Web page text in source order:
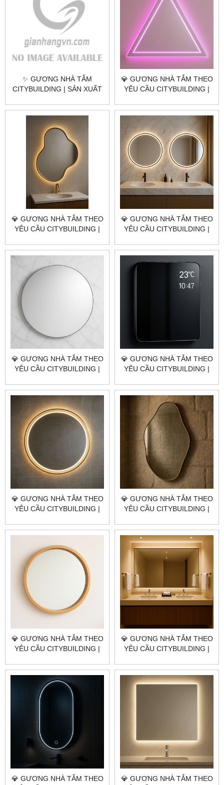
✨ GƯƠNG NHÀ TẮM
CITYBUILDING | SẢN XUẤT
CHỐNG ẨM, SANG TRỌNG,
💎 GƯƠNG NHÀ TẮM THEO
YÊU CẦU CITYBUILDING |
GIÁ GƯƠNG NHÀ TẮM TP.
THỦ ĐỨC TP.HCM
💎 GƯƠNG NHÀ TẮM THEO
YÊU CẦU CITYBUILDING |
GIÁ GƯƠNG NHÀ TẮM
💎 GƯƠNG NHÀ TẮM THEO
YÊU CẦU CITYBUILDING |
GIÁ GƯƠNG NHÀ TẮM
💎 GƯƠNG NHÀ TẮM THEO
YÊU CẦU CITYBUILDING |
GIÁ GƯƠNG NHÀ TẮM
HUYỆN CỦ CHI TP.HCM
💎 GƯƠNG NHÀ TẮM THEO
YÊU CẦU CITYBUILDING |
GIÁ GƯƠNG NHÀ TẮM
HUYỆN HÓC MÔN TP.HCM
💎 GƯƠNG NHÀ TẮM THEO
YÊU CẦU CITYBUILDING |
GIÁ GƯƠNG NHÀ TẮM
💎 GƯƠNG NHÀ TẮM THEO
YÊU CẦU CITYBUILDING |
GIÁ GƯƠNG NHÀ TẮM
QUẬN TÂN PHÚ TP.HCM
💎 GƯƠNG NHÀ TẮM THEO
YÊU CẦU CITYBUILDING |
GIÁ GƯƠNG NHÀ TẮM
QUẬN BÌNH THẠNH TP.HCM
💎 GƯƠNG NHÀ TẮM THEO
YÊU CẦU CITYBUILDING |
GIÁ GƯƠNG NHÀ TẮM
QUẬN 11 TP.HCM
💎 GƯƠNG NHÀ TẮM THEO
💎 GƯƠNG NHÀ TẮM THEO